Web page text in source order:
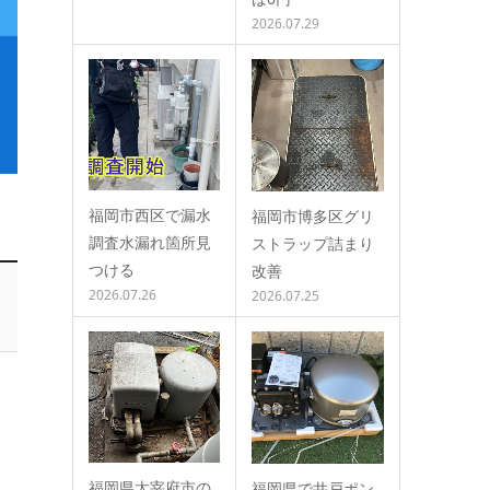
2026.07.29
福岡市西区で漏水
調査水漏れ箇所見
つける
2026.07.26
福岡市博多区グリ
ストラップ詰まり
改善
2026.07.25